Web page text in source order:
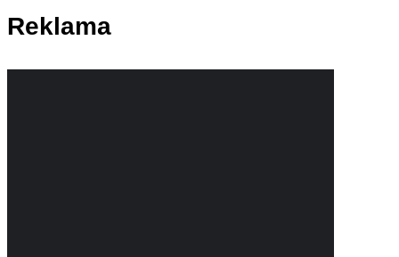
Reklama